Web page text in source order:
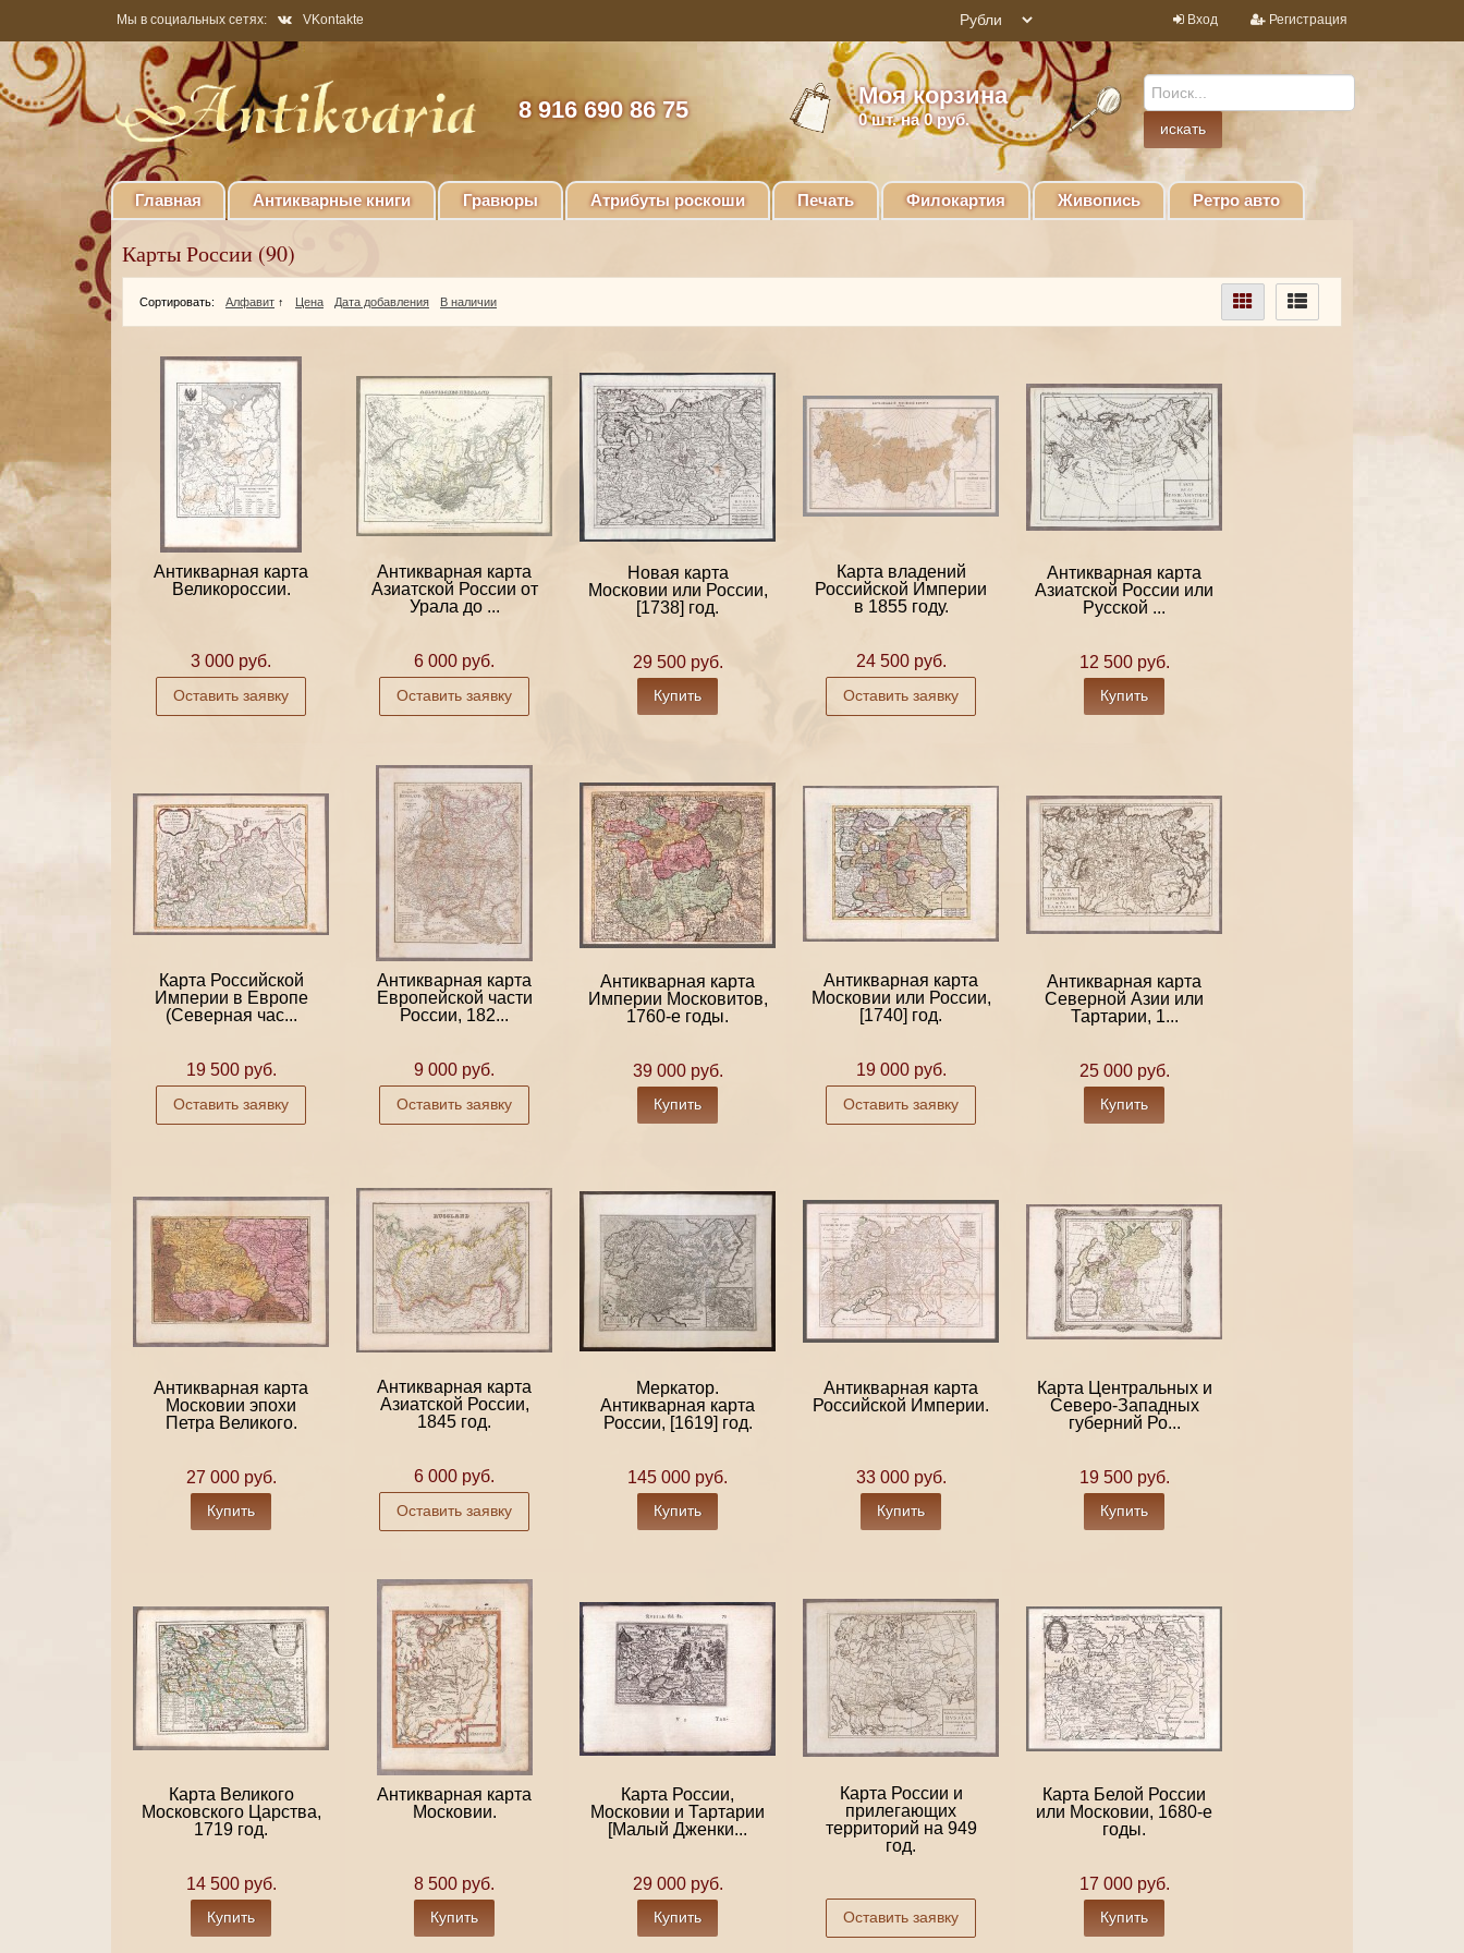
Мы в социальных сетях: VKontakte Вход Регистрация
8 916 690 86 75
Моя корзина
0шт. на 0 руб.
Главная Антикварные книги Гравюры Атрибуты роскоши Печать Филокартия Живопись Ретро авто
Карты России (90)
Сортировать: Алфавит ↑ Цена Дата добавления В наличии
Антикварная карта
Великороссии.
3 000 руб.
Оставить заявку
Антикварная карта
Азиатской России от
Урала до ...
6 000 руб.
Оставить заявку
Новая карта
Московии или России,
[1738] год.
29 500 руб.
Купить
Карта владений
Российской Империи
в 1855 году.
24 500 руб.
Оставить заявку
Антикварная карта
Азиатской России или
Русской ...
12 500 руб.
Купить
Карта Российской
Империи в Европе
(Северная час...
19 500 руб.
Оставить заявку
Антикварная карта
Европейской части
России, 182...
9 000 руб.
Оставить заявку
Антикварная карта
Империи Московитов,
1760-е годы.
39 000 руб.
Купить
Антикварная карта
Московии или России,
[1740] год.
19 000 руб.
Оставить заявку
Антикварная карта
Северной Азии или
Тартарии, 1...
25 000 руб.
Купить
Антикварная карта
Московии эпохи
Петра Великого.
27 000 руб.
Купить
Антикварная карта
Азиатской России,
1845 год.
6 000 руб.
Оставить заявку
Меркатор.
Антикварная карта
России, [1619] год.
145 000 руб.
Купить
Антикварная карта
Российской Империи.
33 000 руб.
Купить
Карта Центральных и
Северо-Западных
губерний Ро...
19 500 руб.
Купить
Карта Великого
Московского Царства,
1719 год.
14 500 руб.
Купить
Антикварная карта
Московии.
8 500 руб.
Купить
Карта России,
Московии и Тартарии
[Малый Дженки...
29 000 руб.
Купить
Карта России и
прилегающих
территорий на 949
год.
Оставить заявку
Карта Белой России
или Московии, 1680-е
годы.
17 000 руб.
Купить